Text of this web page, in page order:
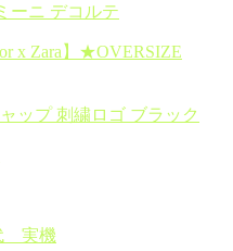
ーニ デコルテ
x Zara】★OVERSIZE
ップ 刺繍ロゴ ブラック
実機